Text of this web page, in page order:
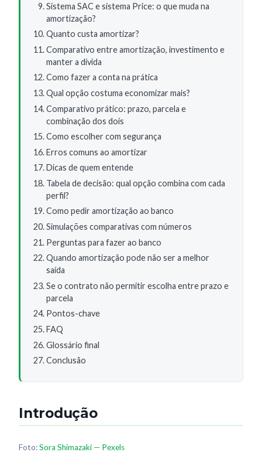
Sistema SAC e sistema Price: o que muda na
amortização?
Quanto custa amortizar?
Comparativo entre amortização, investimento e
manter a dívida
Como fazer a conta na prática
Qual opção costuma economizar mais?
Comparativo prático: prazo, parcela e
combinação dos dois
Como escolher com segurança
Erros comuns ao amortizar
Dicas de quem entende
Tabela de decisão: qual opção combina com cada
perfil?
Como pedir amortização ao banco
Simulações comparativas com números
Perguntas para fazer ao banco
Quando amortização pode não ser a melhor
saída
Se o contrato não permitir escolha entre prazo e
parcela
Pontos-chave
FAQ
Glossário final
Conclusão
Introdução
Foto:Sora Shimazaki — Pexels